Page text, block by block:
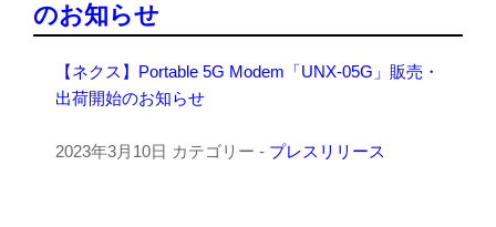
のお知らせ
【ネクス】Portable 5G Modem「UNX-05G」販売・
出荷開始のお知らせ
2023年3月10日 カテゴリー - プレスリリース